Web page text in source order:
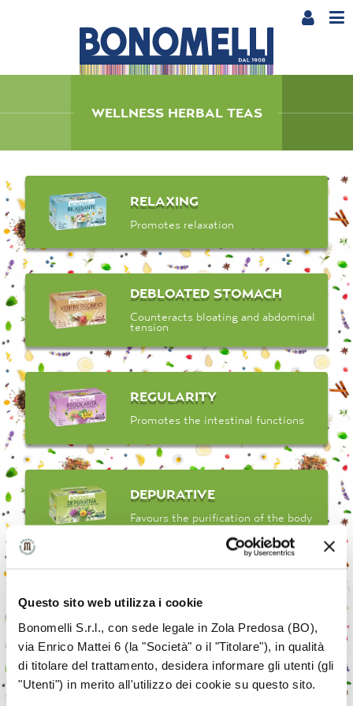
Questo sito web utilizza i cookie
Bonomelli S.r.l., con sede legale in Zola Predosa (BO),
via Enrico Mattei 6 (la "Società" o il "Titolare"), in qualità
di titolare del trattamento, desidera informare gli utenti (gli
"Utenti") in merito all'utilizzo dei cookie su questo sito.
WELLNESS HERBAL TEAS
RELAXING
Promotes relaxation
DEBLOATED STOMACH
Counteracts bloating and abdominal
tension
REGULARITY
Promotes the intestinal functions
DEPURATIVE
Favours the purification of the body
Counteracts bloating and abdominal
tension
DETOX